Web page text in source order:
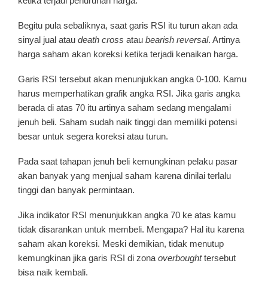
Begitu pula sebaliknya, saat garis RSI itu turun akan ada
sinyal jual atau death cross atau bearish reversal. Artinya
harga saham akan koreksi ketika terjadi kenaikan harga.
Garis RSI tersebut akan menunjukkan angka 0-100. Kamu
harus memperhatikan grafik angka RSI. Jika garis angka
berada di atas 70 itu artinya saham sedang mengalami
jenuh beli. Saham sudah naik tinggi dan memiliki potensi
besar untuk segera koreksi atau turun.
Pada saat tahapan jenuh beli kemungkinan pelaku pasar
akan banyak yang menjual saham karena dinilai terlalu
tinggi dan banyak permintaan.
Jika indikator RSI menunjukkan angka 70 ke atas kamu
tidak disarankan untuk membeli. Mengapa? Hal itu karena
saham akan koreksi. Meski demikian, tidak menutup
kemungkinan jika garis RSI di zona overboughttersebut
bisa naik kembali.